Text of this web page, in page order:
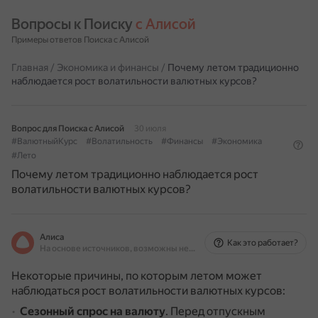
Вопросы к Поиску с Алисой
Примеры ответов Поиска с Алисой
Главная / Экономика и финансы / Почему летом традиционно
наблюдается рост волатильности валютных курсов?
Вопрос для Поиска с Алисой
30 июля
#ВалютныйКурс
#Волатильность #Финансы
#Экономика
#Лето
Почему летом традиционно наблюдается рост
волатильности валютных курсов?
Алиса
На основе источников, возможны неточности
Как это работает?
Некоторые причины, по которым летом может
наблюдаться рост волатильности валютных курсов:
Сезонный спрос на валюту. Перед отпускным